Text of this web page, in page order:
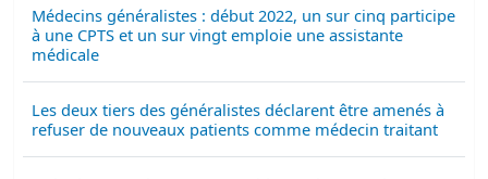
Médecins généralistes : début 2022, un sur cinq participe
à une CPTS et un sur vingt emploie une assistante
médicale
Les deux tiers des généralistes déclarent être amenés à
refuser de nouveaux patients comme médecin traitant